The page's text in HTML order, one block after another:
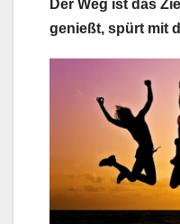
Der Weg ist das
genießt, spürt mit